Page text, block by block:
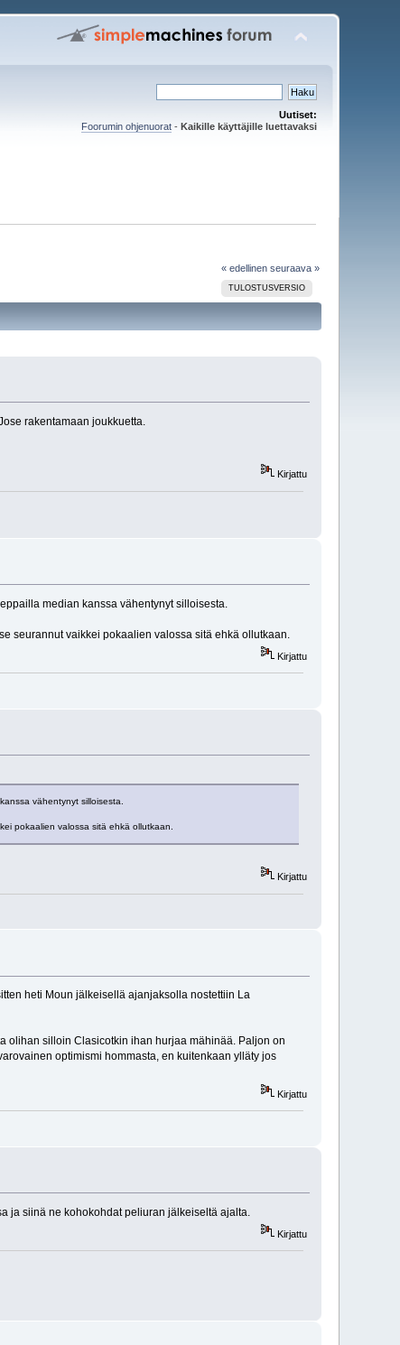
Uutiset:
Foorumin ohjenuorat- Kaikille käyttäjille luettavaksi
« edellinen seuraava »
TULOSTUSVERSIO
rakentamaan joukkuetta.
Kirjattu
median kanssa vähentynyt silloisesta.
seurannut vaikkei pokaalien valossa sitä ehkä ollutkaan.
Kirjattu
vähentynyt silloisesta.
pokaalien valossa sitä ehkä ollutkaan.
Kirjattu
heti Moun jälkeisellä ajanjaksolla nostettiin La
olihan silloin Clasicotkin ihan hurjaa mähinää. Paljon on
optimismi hommasta, en kuitenkaan ylläty jos
Kirjattu
ja siinä ne kohokohdat peliuran jälkeiseltä ajalta.
Kirjattu